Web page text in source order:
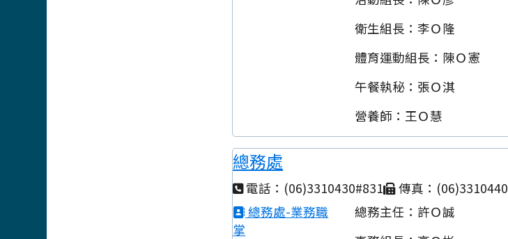
衛生組長：李Ｏ隆
體育運動組長：陳Ｏ憲
午餐執秘：張Ｏ淇
營養師：王Ｏ慧
總務處
電話：(06)3310430#831
傳真：(06)3310440
總務處-業務職
掌
總務主任：許Ｏ誠